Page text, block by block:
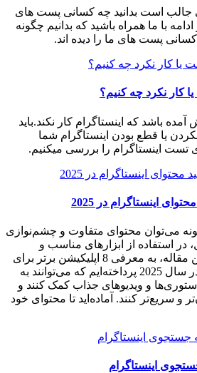
جالب است بدانید چه کسانی پست های
ادامه با ما همراه باشید که بدانیم چگونه
پست های ما را دیده اند.
کار نکرد چه کنیم؟
باشد که اینستاگرام کار نکند.باید
یا قطع بودن اینستاگرام شما
اینستاگرام را بررسی میکنیم.
اینستاگرام در 2025
می‌توان محتوای متفاوت و چشم‌نوازی
در استفاده از ابزارهای مناسب و
قدرتمند نهفته است. در این مقاله، به معرفی 8 اپلیکیشن برتر برای
تولید محتوای اینستاگرام در سال 2025 پرداخته‌ایم که می‌توانند به
و ویدیوهای جذاب کمک کنند و
و سریع‌تر کنند. آماده‌اید تا محتوای خود
اینستاگرام